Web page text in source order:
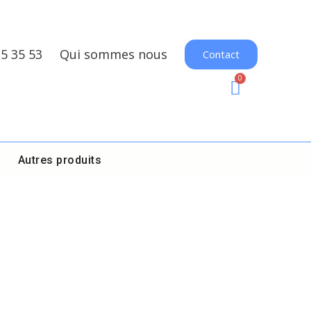
35 53 Qui sommes nous Contact
Autres produits